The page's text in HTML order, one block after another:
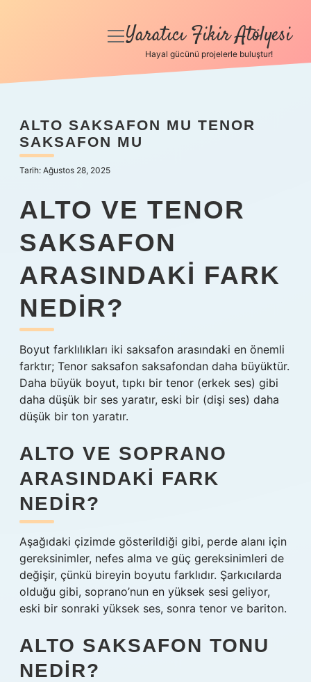
Anasayfa
Yasal Uyarı
Hakkımızda
menüyü
Yaratıcı Fikir Atölyesi
Hayal gücünü projelerle buluştur!
ALTO SAKSAFON MU TENOR
SAKSAFON MU
Tarih: Ağustos 28, 2025
ALTO VE TENOR
SAKSAFON
ARASINDAKI FARK
NEDIR?
Boyut farklılıkları iki saksafon arasındaki en önemli
farktır; Tenor saksafon saksafondan daha büyüktür.
Daha büyük boyut, tıpkı bir tenor (erkek ses) gibi
daha düşük bir ses yaratır, eski bir (dişi ses) daha
düşük bir ton yaratır.
ALTO VE SOPRANO
ARASINDAKI FARK
NEDIR?
Aşağıdaki çizimde gösterildiği gibi, perde alanı için
gereksinimler, nefes alma ve güç gereksinimleri de
değişir, çünkü bireyin boyutu farklıdır. Şarkıcılarda
olduğu gibi, soprano’nun en yüksek sesi geliyor,
eski bir sonraki yüksek ses, sonra tenor ve bariton.
ALTO SAKSAFON TONU
NEDIR?